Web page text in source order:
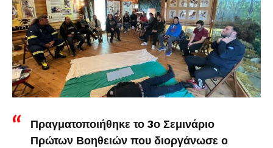
Πραγματοποιήθηκε το 3ο Σεμινάριο
Πρώτων Βοηθειών που διοργάνωσε ο